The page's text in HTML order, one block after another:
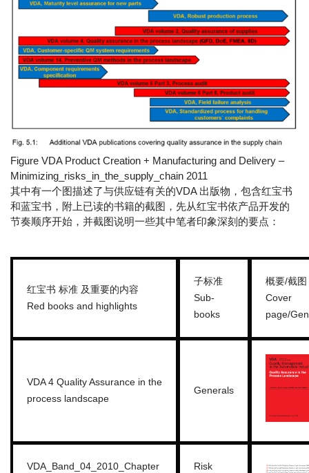
Figure VDA Product Creation + Manufacturing and Delivery –
Minimizing_risks_in_the_supply_chain 2011
其中有一个图描述了与供应链有关的VDA 出版物，包含红宝书
和蓝宝书，附上已读的书籍的截图，先从红宝书依产品开发的
节奏顺序开始，并截图说明一些其中笔者印象深刻的要点：
红宝书 标准 及重要的内容
Red books and highlights
子标准
Sub-
books
概要/截图
Cover
page/
VDA 4 Quality Assurance in the
process landscape
Generals
VDA_Band_04_2010_Chapter
Risk